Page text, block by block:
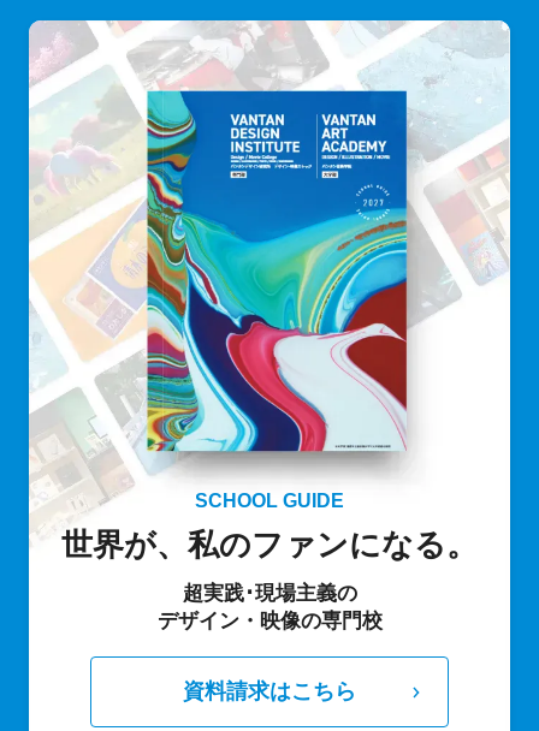
SCHOOL GUIDE
世界が、私のファンになる。
超実践･現場主義の
デザイン・映像の専門校
資料請求はこちら